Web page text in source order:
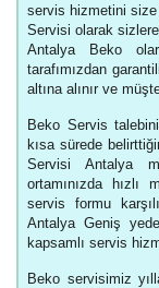
servis hizmetini size
Servisi olarak
Antalya Beko
tarafımızdan
altına alınır ve
Beko Servis
kısa sürede
Servisi Antalya
ortamınızda hızlı
servis formu
Antalya Geniş
kapsamlı servis
Beko servisimiz